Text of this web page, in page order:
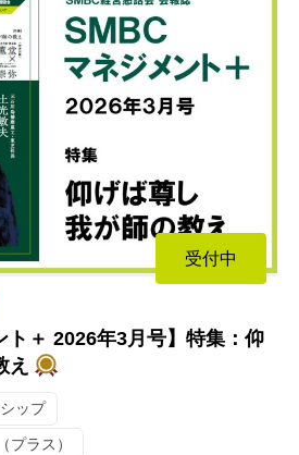
受付中
ト＋ 2026年3月号】特集：仰
え
ップ
プラス）